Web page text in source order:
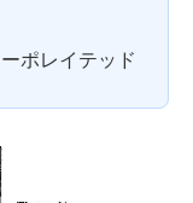
ポレイテッド